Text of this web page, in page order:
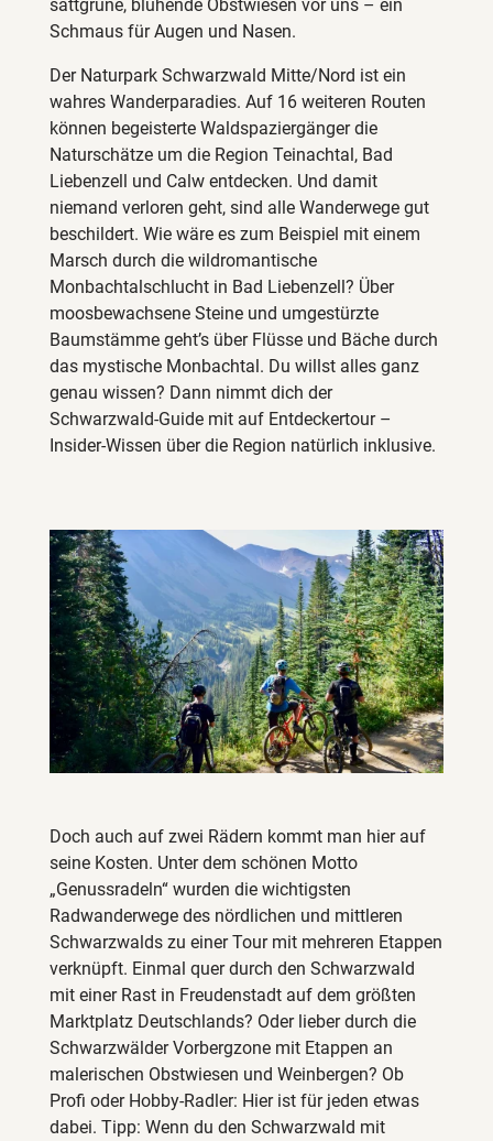
sattgrüne, blühende Obstwiesen vor uns – ein
Schmaus für Augen und Nasen.
Der Naturpark Schwarzwald Mitte/Nord ist ein
wahres Wanderparadies. Auf 16 weiteren Routen
können begeisterte Waldspaziergänger die
Naturschätze um die Region Teinachtal, Bad
Liebenzell und Calw entdecken. Und damit
niemand verloren geht, sind alle Wanderwege gut
beschildert. Wie wäre es zum Beispiel mit einem
Marsch durch die wildromantische
Monbachtalschlucht in Bad Liebenzell? Über
moosbewachsene Steine und umgestürzte
Baumstämme geht’s über Flüsse und Bäche durch
das mystische Monbachtal. Du willst alles ganz
genau wissen? Dann nimmt dich der
Schwarzwald-Guide mit auf Entdeckertour –
Insider-Wissen über die Region natürlich inklusive.
Doch auch auf zwei Rädern kommt man hier auf
seine Kosten. Unter dem schönen Motto
„Genussradeln“ wurden die wichtigsten
Radwanderwege des nördlichen und mittleren
Schwarzwalds zu einer Tour mit mehreren Etappen
verknüpft. Einmal quer durch den Schwarzwald
mit einer Rast in Freudenstadt auf dem größten
Marktplatz Deutschlands? Oder lieber durch die
Schwarzwälder Vorbergzone mit Etappen an
malerischen Obstwiesen und Weinbergen? Ob
Profi oder Hobby-Radler: Hier ist für jeden etwas
dabei. Tipp: Wenn du den Schwarzwald mit